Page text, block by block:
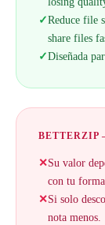
✓Reduce file
share files
✓Diseñada
BETTERZIP
✕Su valor
con tu
✕Si solo
nota menos.